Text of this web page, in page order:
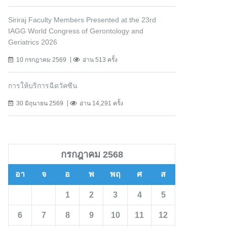
Siriraj Faculty Members Presented at the 23rd
IAGG World Congress of Gerontology and
Geriatrics 2026
10 กรกฎาคม 2569 อ่าน 513 ครั้ง
การให้บริการฉีดวัคซีน
30 มิถุนายน 2569 อ่าน 14,291 ครั้ง
กรกฎาคม 2568
อา จ อ พ พฤ ศ ส
1 2 3 4 5
6 7 8 9 10 11 12